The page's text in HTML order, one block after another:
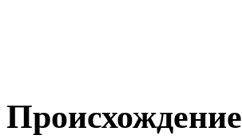
Происхождение